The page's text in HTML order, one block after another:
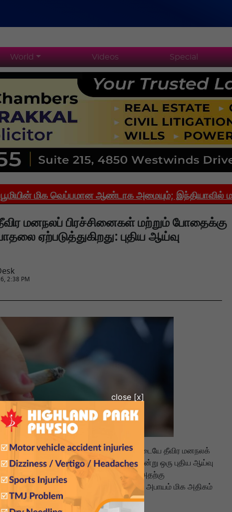
World Videos Special
வெப்பமான ஆண்டாக அமையும்; இந்தியாவில்
மனநலப் பிரச்சினைகள் மற்றும் போதைக்கு
ஏற்படுத்துகிறது: புதிய ஆய்வு
2:38 PM
கஞ்சாவைப் பயன்படுத்துவது இளைஞர்களிடையே தீவிர மனநலக்
அடிமையாதலையும் ஏற்படுத்துகிறது என்று ஒரு புதிய ஆய்வு
கஞ்சாவைப் பயன்படுத்துபவர்களுக்கும், அதற்கு
இத்தகைய மனநலக் கோளாறுகள் ஏற்படும் அபாயம் மிக அதிகம்